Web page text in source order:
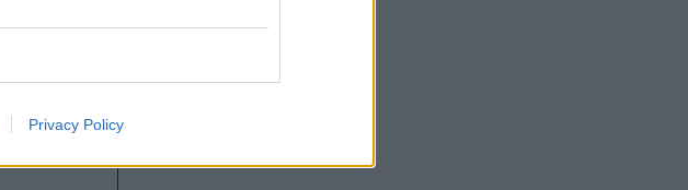
Privacy Policy